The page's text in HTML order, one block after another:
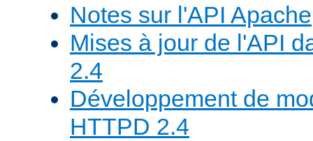
Notes sur l'API Apache
Mises à jour de l'API
2.4
Développement de
HTTPD 2.4